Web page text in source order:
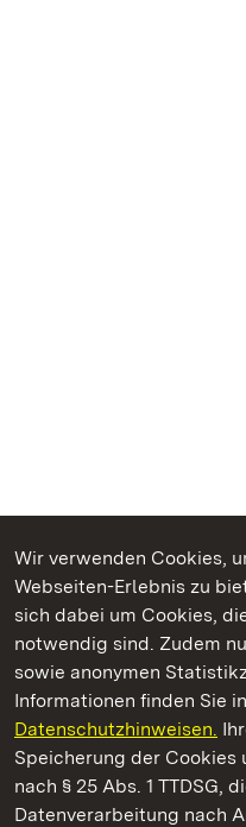
Wir verwenden Cookies,
Webseiten-Erlebnis zu
sich dabei um Cookies,
notwendig sind. Zudem
sowie anonymen
Informationen finden Sie
Datenschutzhinweisen.
Speicherung der
nach § 25 Abs. 1 TTDSG,
Datenverarbeitung nach
Kommen. Staunen.
Staatliche Schlösser und
Staatliche Schlösser und